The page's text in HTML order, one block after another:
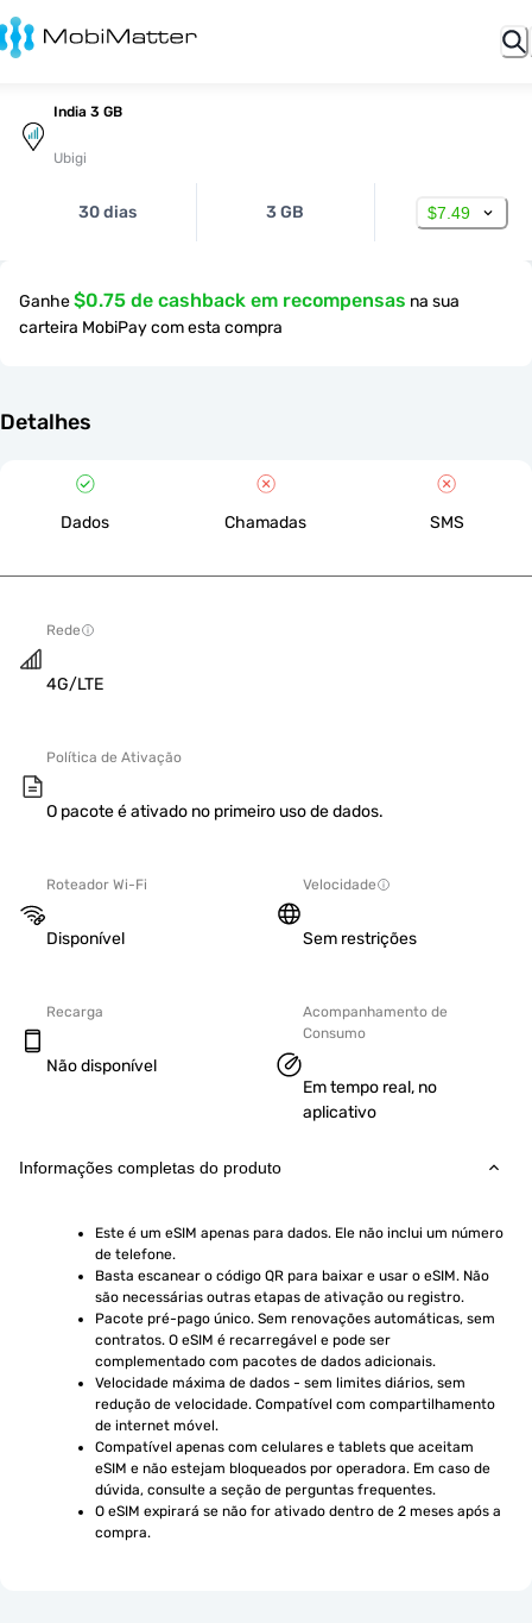
India 3 GB
Ubigi
30 dias 3 GB $7.49
Ganhe$0.75 de cashback em recompensas na sua
carteira MobiPay com esta compra
Detalhes
Dados Chamadas SMS
Rede
4G/LTE
Política de Ativação
O pacote é ativado no primeiro uso de dados.
Roteador Wi-Fi
Disponível
Velocidade
Sem restrições
Recarga
Não disponível
Acompanhamento de
Consumo
Em tempo real, no
aplicativo
Informações completas do produto
Este é um eSIM apenas para dados. Ele não inclui um número
de telefone.
Basta escanear o código QR para baixar e usar o eSIM. Não
são necessárias outras etapas de ativação ou registro.
Pacote pré-pago único. Sem renovações automáticas, sem
contratos. O eSIM é recarregável e pode ser
complementado com pacotes de dados adicionais.
Velocidade máxima de dados - sem limites diários, sem
redução de velocidade. Compatível com compartilhamento
de internet móvel.
Compatível apenas com celulares e tablets que aceitam
eSIM e não estejam bloqueados por operadora. Em caso de
dúvida, consulte a seção de perguntas frequentes.
O eSIM expirará se não for ativado dentro de 2 meses após a
compra.